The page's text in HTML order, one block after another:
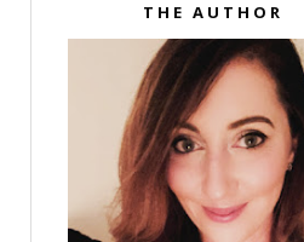
THE AUTHOR